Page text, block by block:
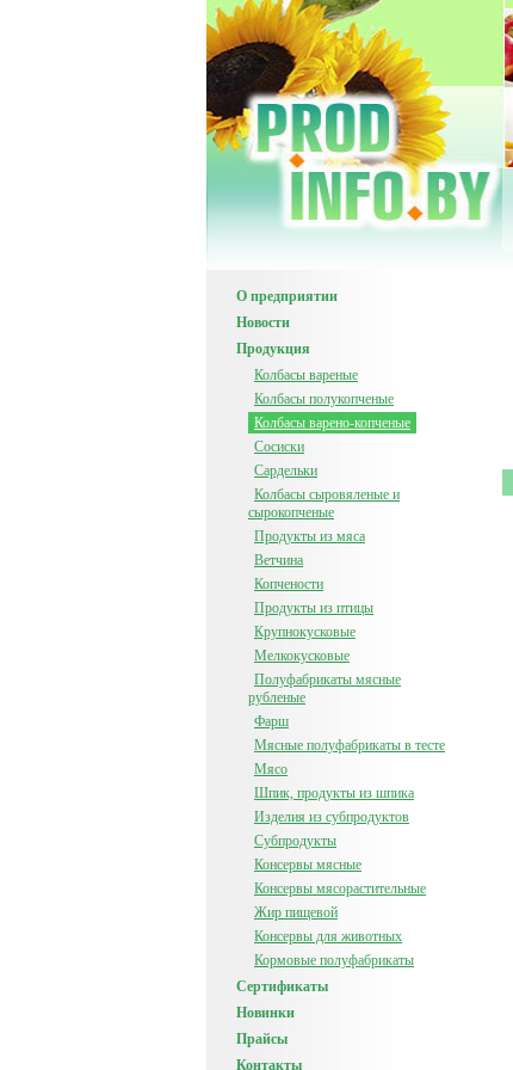
О предприятии
Новости
Продукция
Колбасы вареные
Колбасы полукопченые
Колбасы варено-копченые
Сосиски
Сардельки
Колбасы сыровяленые и
сырокопченые
Продукты из мяса
Ветчина
Копчености
Продукты из птицы
Крупнокусковые
Мелкокусковые
Полуфабрикаты мясные
рубленые
Фарш
Мясные полуфабрикаты в тесте
Мясо
Шпик, продукты из шпика
Изделия из субпродуктов
Субпродукты
Консервы мясные
Консервы мясорастительные
Жир пищевой
Консервы для животных
Кормовые полуфабрикаты
Сертификаты
Новинки
Прайсы
Контакты